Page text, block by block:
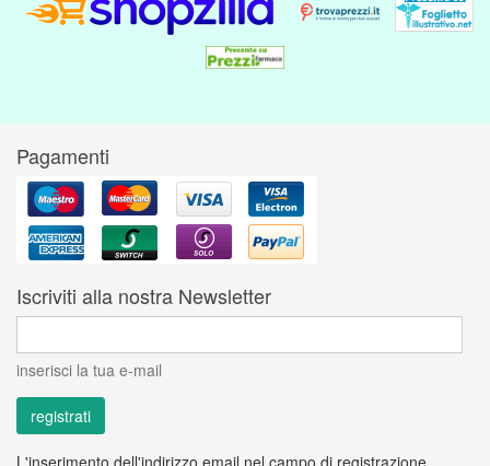
Pagamenti
Iscriviti alla nostra Newsletter
inserisci la tua e-mail